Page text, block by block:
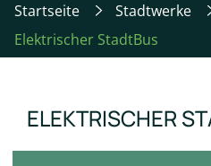
Startseite Stadtwerke
Elektrischer StadtBus
ELEKTRISCHER